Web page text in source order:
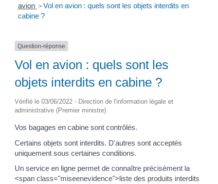
avion > Vol en avion : quels sont les objets interdits en
cabine ?
Question-réponse
Vol en avion : quels sont les
objets interdits en cabine ?
Vérifié le 03/06/2022 - Direction de l'information légale et
administrative (Premier ministre)
Vos bagages en cabine sont contrôlés.
Certains objets sont interdits. D'autres sont acceptés
uniquement sous certaines conditions.
Un service en ligne permet de connaître précisément la
<span class="miseenevidence">liste des produits interdits